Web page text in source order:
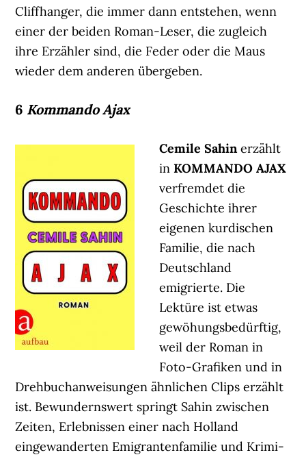
Cliffhanger, die immer dann entstehen, wenn
einer der beiden Roman-Leser, die zugleich
ihre Erzähler sind, die Feder oder die Maus
wieder dem anderen übergeben.
6 Kommando Ajax
Cemile Sahinerzählt
inKOMMANDO AJAX
verfremdet die
Geschichte ihrer
eigenen kurdischen
Familie, die nach
Deutschland
emigrierte. Die
Lektüre ist etwas
gewöhungsbedürftig,
weil der Roman in
Foto-Grafiken und in
Drehbuchanweisungen ähnlichen Clips erzählt
ist. Bewundernswert springt Sahin zwischen
Zeiten, Erlebnissen einer nach Holland
eingewanderten Emigrantenfamilie und Krimi-